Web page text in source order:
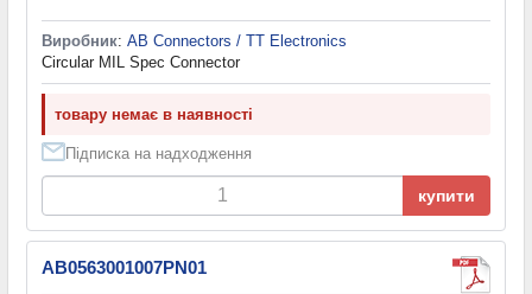
Виробник: AB Connectors / TT Electronics
Circular MIL Spec Connector
товару немає в наявності
Підписка на надходження
купити
AB0563001007PN01